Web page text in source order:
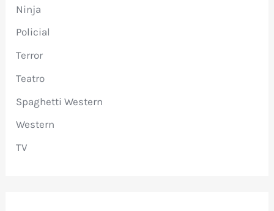
Ninja
Policial
Terror
Teatro
Spaghetti Western
Western
TV